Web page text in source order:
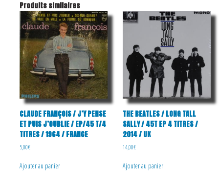
Produits similaires
CLAUDE FRANÇOIS / J’Y PENSE
ET PUIS J’OUBLIE / EP/45 T/4
TITRES / 1964 / FRANCE
5,00€
Ajouter au panier
THE BEATLES / LONG TALL
SALLY / 45T EP 4 TITRES /
2014 / UK
14,00€
Ajouter au panier